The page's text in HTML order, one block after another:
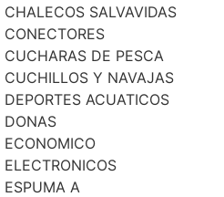
CHALECOS SALVAVIDAS
CONECTORES
CUCHARAS DE PESCA
CUCHILLOS Y NAVAJAS
DEPORTES ACUATICOS
DONAS
ECONOMICO
ELECTRONICOS
ESPUMA A